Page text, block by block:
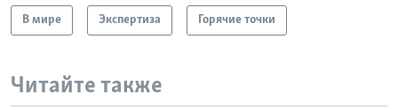
В мире Экспертиза Горячие точки
Читайте также